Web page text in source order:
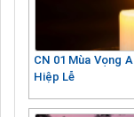
CN 01 Mùa Vọng
Hiệp Lễ